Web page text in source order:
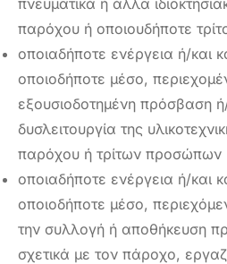
παρόχου ή οποιουδήποτε
οποιαδήποτε ενέργεια ή/και
οποιοδήποτε μέσο,
εξουσιοδοτημένη πρόσβαση
δυσλειτουργία της
παρόχου ή τρίτων προσώπων
οποιαδήποτε ενέργεια ή/και
οποιοδήποτε μέσο,
την συλλογή ή αποθήκευση
σχετικά με τον πάροχο,